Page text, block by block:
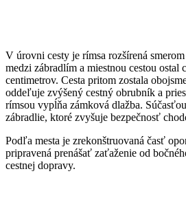
V úrovni cesty je rímsa rozšírená
medzi zábradlím a miestnou cestou ostal
centimetrov. Cesta pritom zostala
oddeľuje zvýšený cestný obrubník a
rímsou vypĺňa zámková dlažba.
zábradlie, ktoré zvyšuje bezpečnosť
Podľa mesta je zrekonštruovaná časť
pripravená prenášať zaťaženie od
cestnej dopravy.